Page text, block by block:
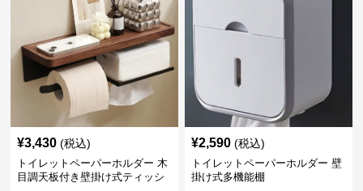
¥3,430 (税込)
トイレットペーパーホルダー 木
目調天板付き壁掛け式ティッシ
¥2,590 (税込)
トイレットペーパーホルダー 壁
掛け式多機能棚